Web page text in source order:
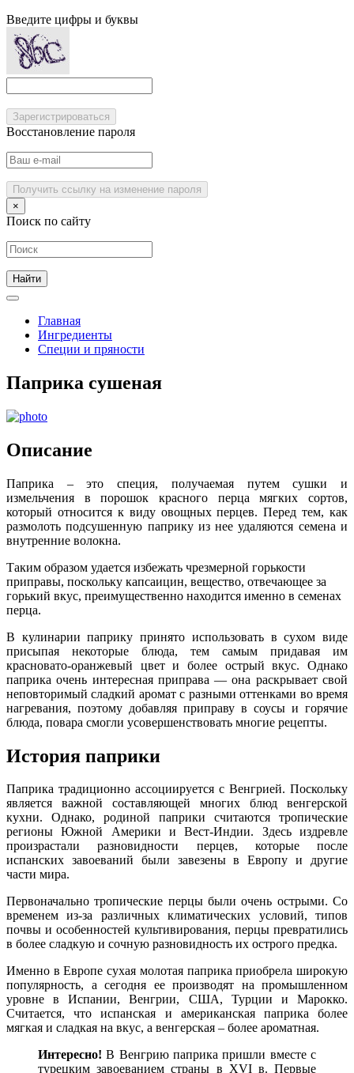
Введите цифры и буквы
Зарегистрироваться
Восстановление пароля
Получить ссылку на изменение пароля
×
Поиск по сайту
Главная
Ингредиенты
Специи и пряности
Паприка сушеная
Описание
Паприка – это специя, получаемая путем сушки и
измельчения в порошок красного перца мягких сортов,
который относится к виду овощных перцев. Перед тем, как
размолоть подсушенную паприку из нее удаляются семена и
внутренние волокна.
Таким образом удается избежать чрезмерной горькости
приправы, поскольку капсаицин, вещество, отвечающее за
горький вкус, преимущественно находится именно в семенах
перца.
В кулинарии паприку принято использовать в сухом виде
присыпая некоторые блюда, тем самым придавая им
красновато-оранжевый цвет и более острый вкус. Однако
паприка очень интересная приправа — она раскрывает свой
неповторимый сладкий аромат с разными оттенками во время
нагревания, поэтому добавляя приправу в соусы и горячие
блюда, повара смогли усовершенствовать многие рецепты.
История паприки
Паприка традиционно ассоциируется с Венгрией. Поскольку
является важной составляющей многих блюд венгерской
кухни. Однако, родиной паприки считаются тропические
регионы Южной Америки и Вест-Индии. Здесь издревле
произрастали разновидности перцев, которые после
испанских завоеваний были завезены в Европу и другие
части мира.
Первоначально тропические перцы были очень острыми. Со
временем из-за различных климатических условий, типов
почвы и особенностей культивирования, перцы превратились
в более сладкую и сочную разновидность их острого предка.
Именно в Европе сухая молотая паприка приобрела широкую
популярность, а сегодня ее производят на промышленном
уровне в Испании, Венгрии, США, Турции и Марокко.
Считается, что испанская и американская паприка более
мягкая и сладкая на вкус, а венгерская – более ароматная.
Интересно! В Венгрию паприка пришли вместе с
турецким завоеванием страны в XVI в. Первые